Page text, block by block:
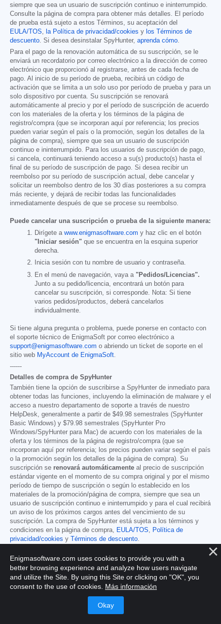
siempre que sea un usuario de suscripción continuo e ininterrumpido.
Consulte la página de compra para obtener más detalles. El período
de prueba está sujeto a estos Términos, su aceptación del
EULA/TOS, la Política de privacidad/cookies y los Términos de
descuento. Si desea desinstalar SpyHunter, aprenda cómo.
Para el pago de la renovación automática de su suscripción, se le
enviará un recordatorio por correo electrónico a la dirección de correo
electrónico que proporcionó al registrarse, antes de cada fecha de
pago. Al inicio de su período de prueba, recibirá un código de
activación que se limita a un solo uso por período de prueba y para un
solo dispositivo por cuenta. Su suscripción se renovará
automáticamente al precio y por el período de suscripción de acuerdo
con los materiales de la oferta y los términos de la página de
registro/compra (que se incorporan aquí por referencia; los precios
pueden variar según el país o la promoción, según los detalles de la
página de compra), siempre que sea un usuario de suscripción
continuo e ininterrumpido. Para los usuarios de suscripción de pago,
si cancela, continuará teniendo acceso a su(s) producto(s) hasta el
final de su período de suscripción de pago. Si desea recibir un
reembolso por su período de suscripción actual, debe cancelar y
solicitar un reembolso dentro de los 30 días posteriores a su compra
más reciente, y dejará de recibir todas las funcionalidades
inmediatamente después de que se procese su reembolso.
Puede cancelar una suscripción o prueba de la siguiente manera:
Dirígete a www.enigmasoftware.com y haz clic en el botón
"Iniciar sesión" que se encuentra en la esquina superior
derecha.
Inicia sesión con tu nombre de usuario y contraseña.
En el menú de navegación, vaya a "Pedidos/Licencias".
Junto a su pedido/licencia, encontrará un botón para
cancelar su suscripción, si corresponde. Nota: Si tiene
varios pedidos/productos, deberá cancelarlos
individualmente.
Si tiene alguna pregunta o problema, puede ponerse en contacto con
el soporte técnico de EnigmaSoft por correo electrónico a
support@enigmasoftware.com o abriendo un ticket de soporte en el
sitio web MyAccount de EnigmaSoft
------
Detalles de compra de SpyHunter
También tiene la opción de suscribirse a SpyHunter de inmediato para
obtener todas las funciones, incluyendo la eliminación de malware y el
acceso a nuestro departamento de soporte a través de nuestro
HelpDesk, generalmente a partir de $49.98 semestrales (SpyHunter
Basic Windows) y $79.98 semestrales (SpyHunter Pro
Windows/SpyHunter para Mac) de acuerdo con los materiales de la
oferta y los términos de la página de registro/compra (que se
incorporan aquí por referencia; los precios pueden variar según el país
o la promoción según los detalles de la página de compra). Su
suscripción se renovará automáticamente al precio de suscripción
estándar vigente en el momento de su compra original y por el mismo
período de tiempo de suscripción o según lo establecido en los
materiales de la promoción/página de compra, siempre que sea un
usuario de suscripción continuo e ininterrumpido y para el cual recibirá
un aviso de los próximos cargos antes del vencimiento de su
suscripción. La compra de SpyHunter está sujeta a los términos y
condiciones en la página de compra,
EULA/TOS
Política de
privacidad/cookies y Términos de descuento
Términos generales
Cualquier compra de SpyHunter con descuento es válida durante el
período de suscripción con descuento ofrecido. Transcurrido este
plazo, se aplicará el precio estándar vigente para las renovaciones
automáticas y/o futuras compras. Los precios están sujetos a
cambios, aunque le notificaremos con antelación cualquier
Enigmasoftware.com uses cookies to provide you with a
better browsing experience and analyze how users navigate
and utilize the Site. By using this Site or clicking on "OK", you
consent to the use of cookies. Más información